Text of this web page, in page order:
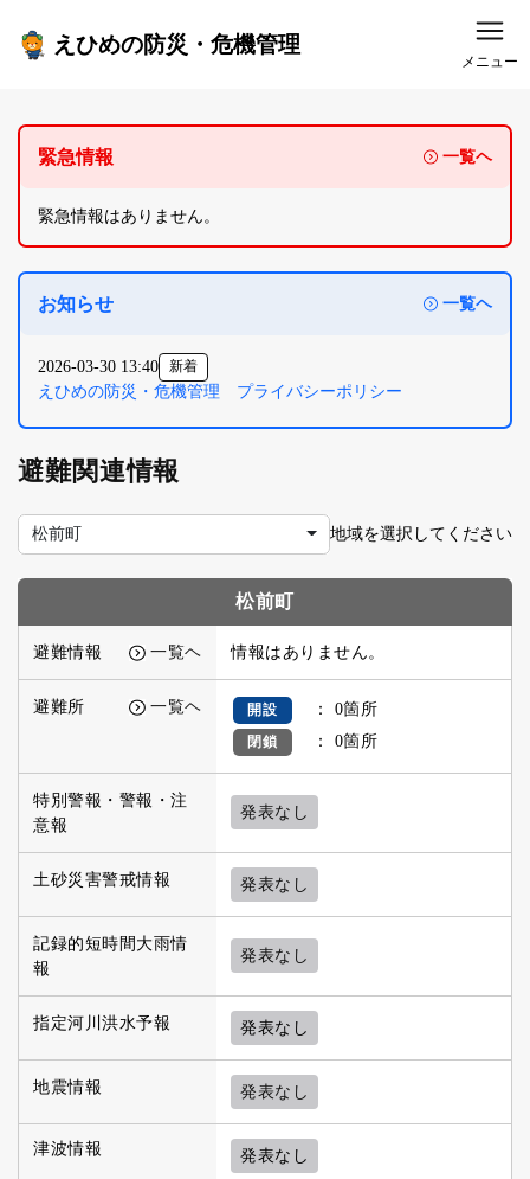
えひめの防災・危機管理
メニュー
緊急情報 一覧ヘ
緊急情報はありません。
お知らせ 一覧ヘ
2026-03-30 13:40 新着
えひめの防災・危機管理 プライバシーポリシー
避難関連情報
松前町 地域を選択してください
松前町
避難情報 一覧ヘ 情報はありません。
避難所 一覧ヘ 開設 ： 0箇所
閉鎖 ： 0箇所
特別警報・警報・注
意報
発表なし
土砂災害警戒情報 発表なし
記録的短時間大雨情
報
発表なし
指定河川洪水予報 発表なし
地震情報 発表なし
津波情報 発表なし